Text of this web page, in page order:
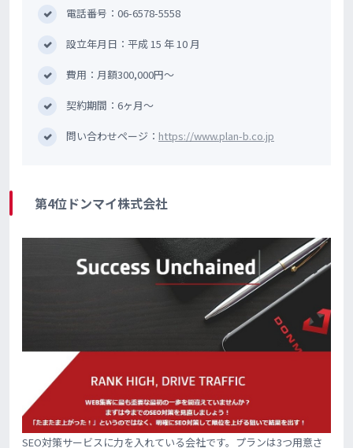
電話番号：06-6578-5558
設立年月日：平成 15 年 10 月
費用：月額300,000円〜
契約期間：6ヶ月〜
問い合わせページ： https://www.plan-b.co.jp
第4位ドンマイ株式会社
SEO対策サービスに力を入れている会社です。プランは3つ用意さ